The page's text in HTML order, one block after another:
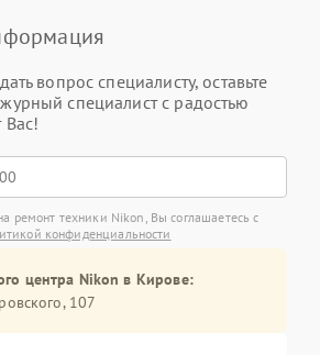
вопрос специалисту, оставьте
специалист с радостью
Вас!
ремонт техники Nikon, Вы соглашаетесь с
конфиденциальности
центра Nikon в Кирове:
107